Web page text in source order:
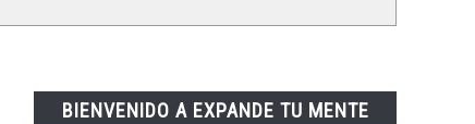
BIENVENIDO A EXPANDE TU MENTE